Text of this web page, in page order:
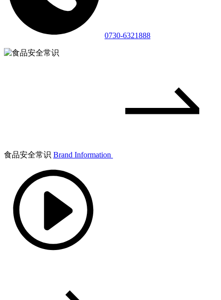
0730-6321888
食品安全常识 Brand Information